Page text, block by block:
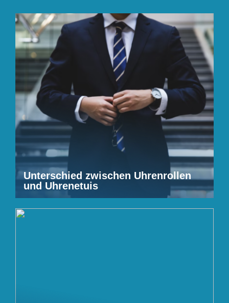
Unterschied zwischen Uhrenrollen
und Uhrenetuis